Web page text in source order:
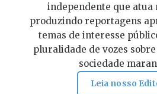
independente que atua
produzindo reportagens
temas de interesse
pluralidade de vozes
sociedade
Leia nosso